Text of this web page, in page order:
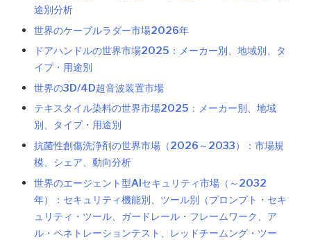
途別分析
世界のケーブルラダー市場2026年
ドアハンドルの世界市場2025：メーカー別、地域別、タ
イプ・用途別
世界の3D/4D超音波装置市場
テキスタイル染料の世界市場2025：メーカー別、地域
別、タイプ・用途別
抗菌性創傷洗浄剤の世界市場（2026～2033）：市場規
模、シェア、動向分析
世界のエージェント型AIセキュリティ市場（～2032
年）：セキュリティ機能別、ツール別（プロンプト・セキ
ュリティ・ツール、ガードレール・フレームワーク、ア
ル・ペネトレーションテスト、レッドチームング・ツー